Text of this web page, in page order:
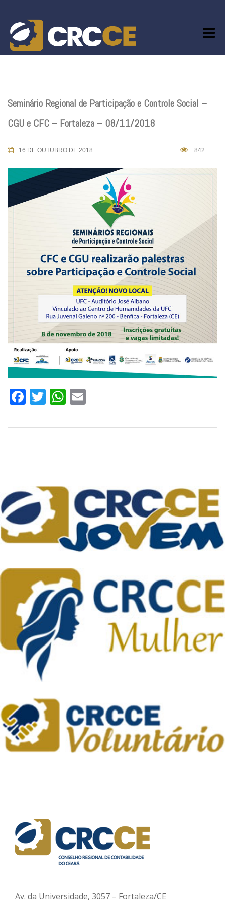
content
Seminário Regional de Participação e Controle Social –
CGU e CFC – Fortaleza – 08/11/2018
16 DE OUTUBRO DE 2018 842
Facebook
TwitterWhatsApp
Av. da Universidade, 3057 – Fortaleza/CE